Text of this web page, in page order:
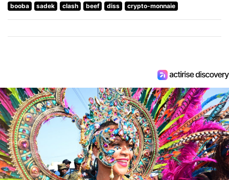
booba sadek clash beef diss crypto-monnaie